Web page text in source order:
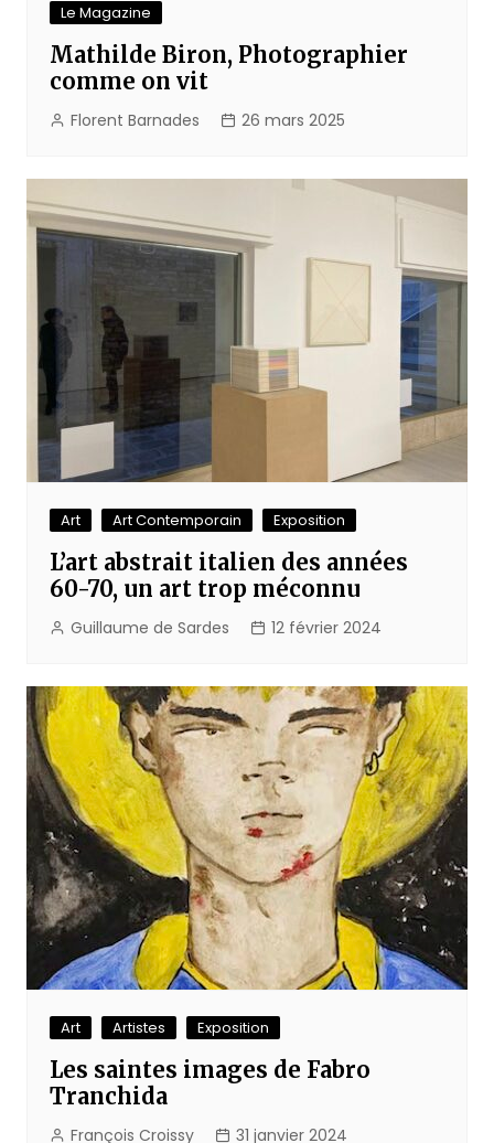
Le Magazine
Mathilde Biron, Photographier
comme on vit
Florent Barnades 26 mars 2025
Art Art Contemporain Exposition
L’art abstrait italien des années
60-70, un art trop méconnu
Guillaume de Sardes 12 février 2024
Art Artistes Exposition
Les saintes images de Fabro
Tranchida
François Croissy 31 janvier 2024